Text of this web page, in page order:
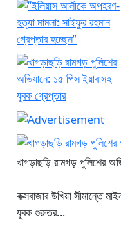
খাগড়াছড়ি রামগড় পুলিশের
কক্সবাজার উখিয়া সীমান্তে
যুবক গুরুতর...